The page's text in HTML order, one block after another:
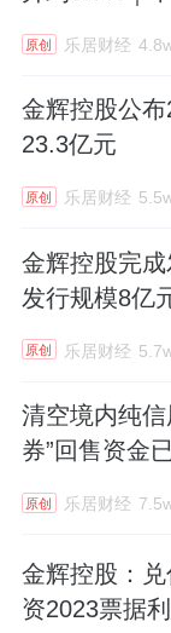
原创 乐居财经
金辉控股公
23.3亿元
原创 乐居财经
金辉控股完成
发行规模8亿
原创 乐居财经
清空境内纯
券”回售资金
原创 乐居财经
金辉控股：
资2023票据